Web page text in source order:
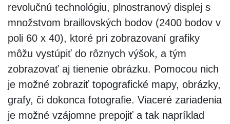
revolučnú technológiu, plnostranový displej s
množstvom braillovských bodov (2400 bodov v
poli 60 x 40), ktoré pri zobrazovaní grafiky
môžu vystúpiť do rôznych výšok, a tým
zobrazovať aj tienenie obrázku. Pomocou nich
je možné zobraziť topografické mapy, obrázky,
grafy, či dokonca fotografie. Viaceré zariadenia
je možné vzájomne prepojiť a tak napríklad